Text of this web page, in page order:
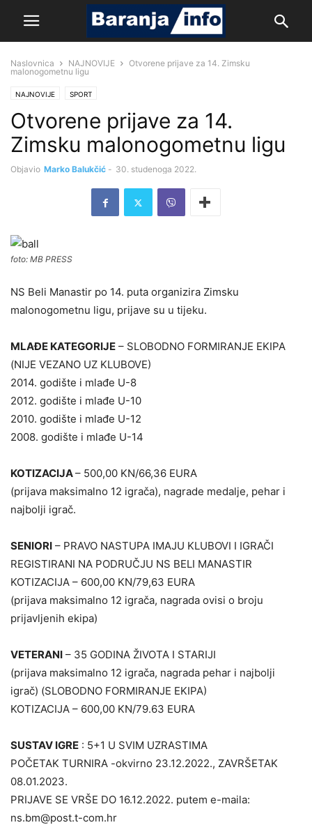
Naslovnica NAJNOVIJE
Otvorene prijave za 14. Zimsku
malonogometnu ligu
NAJNOVIJE SPORT
Otvorene prijave za 14.
Zimsku malonogometnu ligu
Objavio Marko Balukčić - 30. studenoga 2022.
foto: MB PRESS
NS Beli Manastir po 14. puta organizira Zimsku
malonogometnu ligu, prijave su u tijeku.
MLAĐE KATEGORIJE – SLOBODNO FORMIRANJE EKIPA
(NIJE VEZANO UZ KLUBOVE)
2014. godište i mlađe U-8
2012. godište i mlađe U-10
2010. godište i mlađe U-12
2008. godište i mlađe U-14
KOTIZACIJA– 500,00 KN/66,36 EURA
(prijava maksimalno 12 igrača), nagrade medalje, pehar i
najbolji igrač.
SENIORI – PRAVO NASTUPA IMAJU KLUBOVI I IGRAČI
REGISTIRANI NA PODRUČJU NS BELI MANASTIR
KOTIZACIJA – 600,00 KN/79,63 EURA
(prijava maksimalno 12 igrača, nagrada ovisi o broju
prijavljenih ekipa)
VETERANI – 35 GODINA ŽIVOTA I STARIJI
(prijava maksimalno 12 igrača, nagrada pehar i najbolji
igrač) (SLOBODNO FORMIRANJE EKIPA)
KOTIZACIJA – 600,00 KN/79.63 EURA
SUSTAV IGRE : 5+1 U SVIM UZRASTIMA
POČETAK TURNIRA -okvirno 23.12.2022., ZAVRŠETAK
08.01.2023.
PRIJAVE SE VRŠE DO 16.12.2022. putem e-maila:
ns.bm@post.t-com.hr